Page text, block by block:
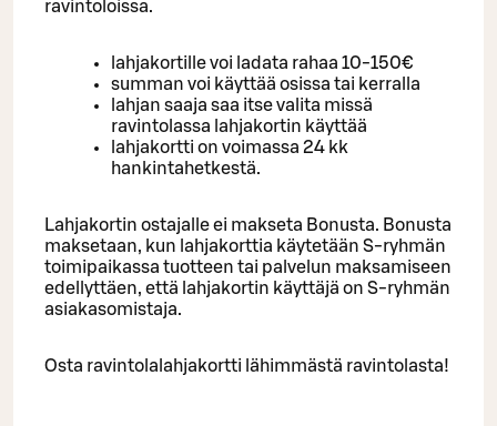
ravintoloissa.
lahjakortille voi ladata rahaa 10-150€
summan voi käyttää osissa tai kerralla
lahjan saaja saa itse valita missä
ravintolassa lahjakortin käyttää
lahjakortti on voimassa 24 kk
hankintahetkestä.
Lahjakortin ostajalle ei makseta Bonusta. Bonusta
maksetaan, kun lahjakorttia käytetään S-ryhmän
toimipaikassa tuotteen tai palvelun maksamiseen
edellyttäen, että lahjakortin käyttäjä on S-ryhmän
asiakasomistaja.
Osta ravintolalahjakortti lähimmästä ravintolasta!